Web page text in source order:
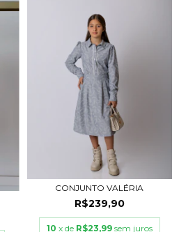
CONJUNTO VALÉRIA
R$239,90
10 x de R$23,99 sem juros